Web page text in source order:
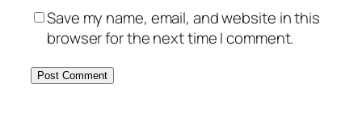
Save my name, email, and website in this
browser for the next time I comment.